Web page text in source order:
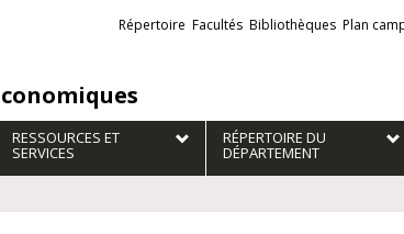
Liens
externes
Répertoire Facultés Bibliothèques Plan
RESSOURCES ET
SERVICES
RÉPERTOIRE DU
DÉPARTEMENT